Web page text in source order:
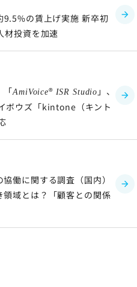
9.5%の賃上げ実施 新卒初
材投資を加速
「AmiVoice® ISR Studio 」、
ボウズ「kintone（キント
働に関する調査（国内）
域とは？「顧客との関係